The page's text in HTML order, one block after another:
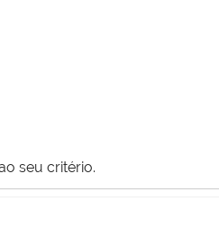
seu critério.